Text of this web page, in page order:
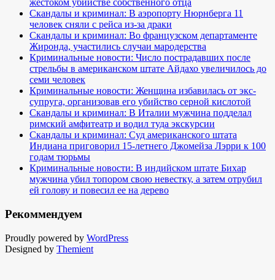
жестоком убийстве собственного отца
Скандалы и криминал: В аэропорту Нюрнберга 11
человек сняли с рейса из-за драки
Скандалы и криминал: Во французском департаменте
Жиронда, участились случаи мародерства
Криминальные новости: Число пострадавших после
стрельбы в американском штате Айдахо увеличилось до
семи человек
Криминальные новости: Женщина избавилась от экс-
супруга, организовав его убийство серной кислотой
Скандалы и криминал: В Италии мужчина подделал
римский амфитеатр и водил туда экскурсии
Скандалы и криминал: Суд американского штата
Индиана приговорил 15-летнего Джомейза Лэрри к 100
годам тюрьмы
Криминальные новости: В индийском штате Бихар
мужчина убил топором свою невестку, а затем отрубил
ей голову и повесил ее на дерево
Рекоммендуем
Proudly powered by WordPress
Designed by Themient